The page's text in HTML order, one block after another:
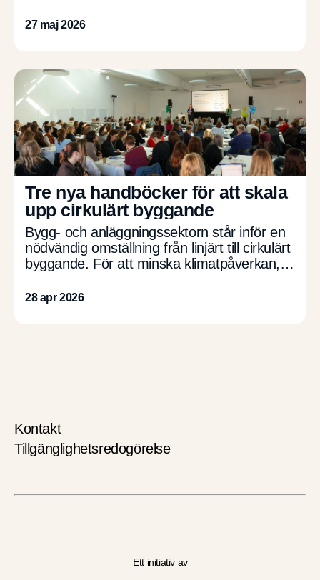
Tillsammans har initiativen tagit fram en
27 maj 2026
Tre nya handböcker för att skala
upp cirkulärt byggande
Bygg- och anläggningssektorn står inför en
nödvändig omställning från linjärt till cirkulärt
byggande. För att minska klimatpåverkan,
robustheten behövs nu konkreta verktyg
28 apr 2026
Kontakt
Tillgänglighetsredogörelse
Ett initiativ av